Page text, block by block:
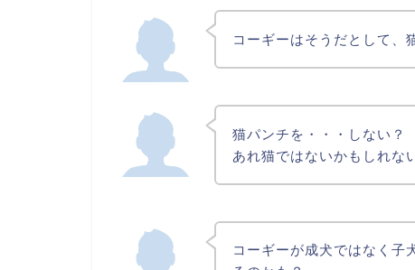
コーギーはそうだとして、
猫パンチを・・・しない？
あれ猫ではないかもしれな
コーギーが成犬ではなく子